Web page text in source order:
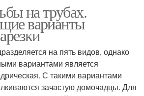
на трубах.
варианты
на пять видов, однако
вариантами является
С такими вариантами
зачастую домочадцы. Для